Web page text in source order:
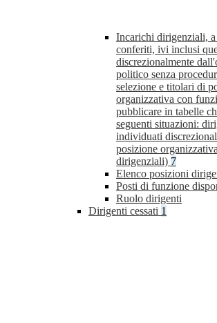
Incarichi dirigenziali,
conferiti, ivi inclusi
discrezionalmente
politico senza
selezione e titolari di
organizzativa con
pubblicare in tabelle
seguenti situazioni:
individuati
posizione
dirigenziali) 7
Elenco posizioni
Posti di funzione
Ruolo dirigenti
Dirigenti cessati 1